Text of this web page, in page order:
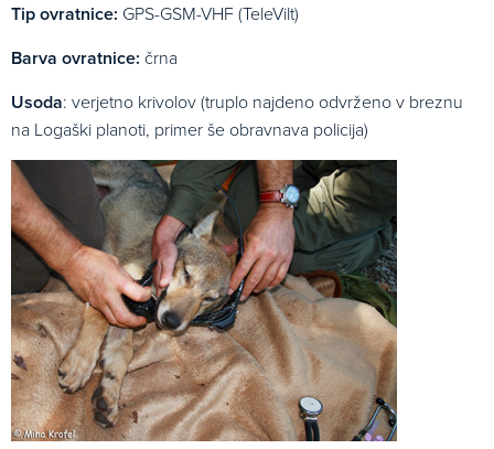
Tip ovratnice: GPS-GSM-VHF (TeleVilt)
Barva ovratnice: črna
Usoda: verjetno krivolov (truplo najdeno odvrženo v breznu
na Logaški planoti, primer še obravnava policija)